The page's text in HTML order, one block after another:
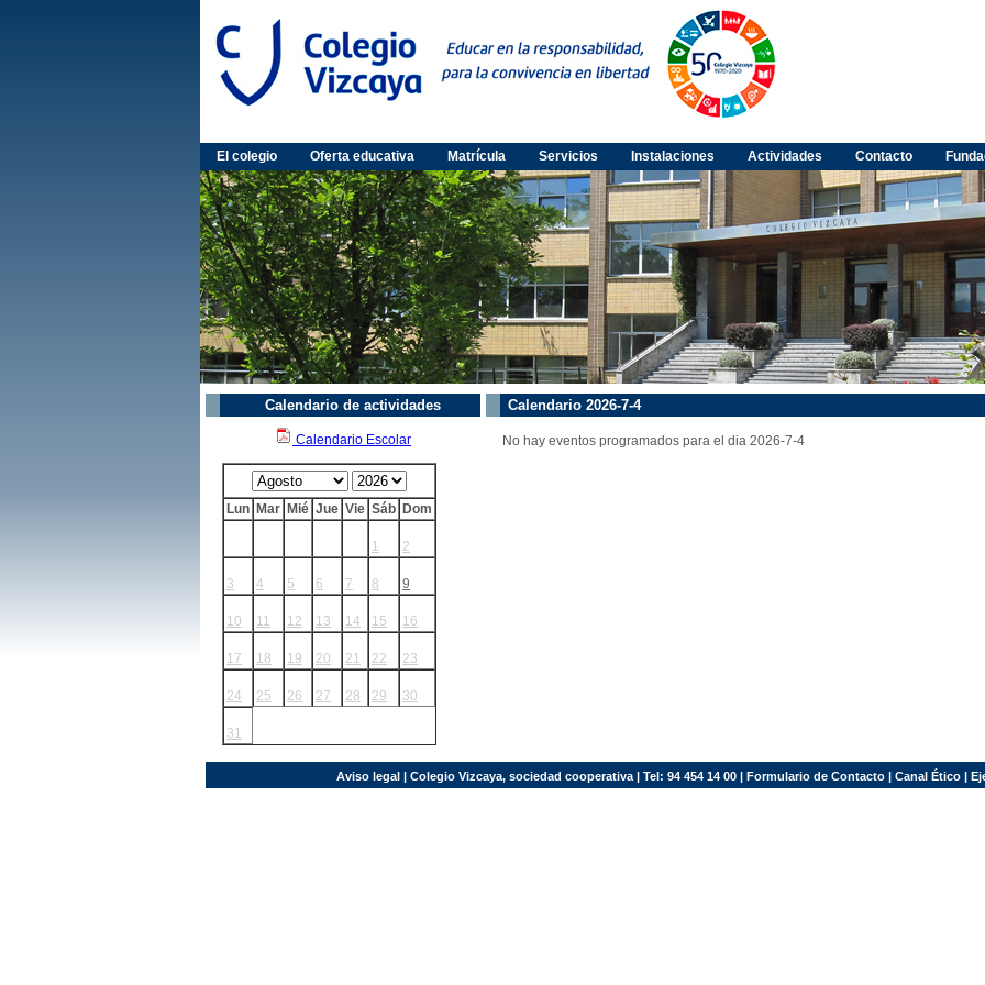
El colegio Oferta educativa Matrícula Servicios Instalaciones Actividades Contacto
Calendario 2026-7-4
No hay eventos programados para el dia 2026-7-4
Calendario de actividades
Calendario Escolar
Lun Mar Mié Jue Vie Sáb Dom
1 2
3 4 5 6 7 8 9
10 11 12 13 14 15 16
17 18 19 20 21 22 23
24 25 26 27 28 29 30
31
Aviso legal| Colegio Vizcaya, sociedad cooperativa | Tel: 94 454 14 00 | Formulario de Contacto| Canal Ético|